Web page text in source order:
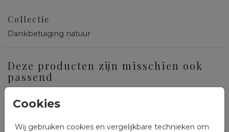
Cookies
Wij gebruiken cookies en vergelijkbare technieken om
teksten, kleuren en lettertypes aan naar je eigen
wensen.
Collectie
Dankbetuiging natuur
Deze producten zijn misschien ook
passend